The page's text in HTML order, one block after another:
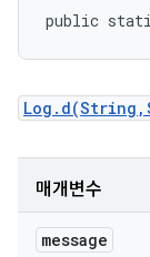
public
매개변수
message